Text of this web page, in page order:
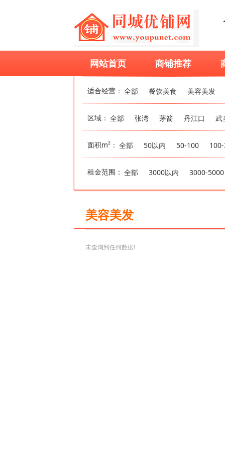
网站首页 商铺推荐
适合经营： 全部 餐饮美食 美容美发
区域： 全部 张湾 茅箭 丹江口 武
面积m²： 全部 50以内 50-100
租金范围： 全部 3000以内 3000-5000
美容美发
未查询到任何数据!